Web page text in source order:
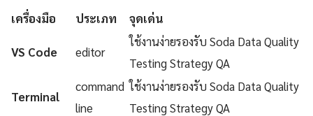
เครื่องมือ ประเภท จุดเด่น
VS Code editor
ใช้งานง่ายรองรับ Soda Data Quality
Testing Strategy QA
Terminal
command
line
ใช้งานง่ายรองรับ Soda Data Quality
Testing Strategy QA